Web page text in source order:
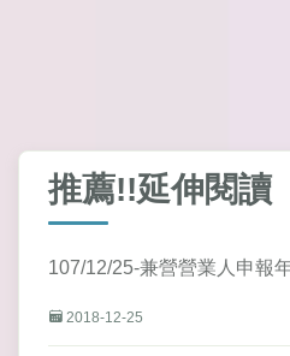
推薦!!延伸閱讀
107/12/25-兼營營業人申報
2018-12-25